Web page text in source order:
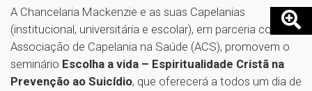
A Chancelaria Mackenzie e as suas Capelanias
(institucional, universitária e escolar), em parceria com a
Associação de Capelania na Saúde (ACS), promovem o
seminário Escolha a vida – Espiritualidade Cristã na
Prevenção ao Suicídio, que oferecerá a todos um dia de